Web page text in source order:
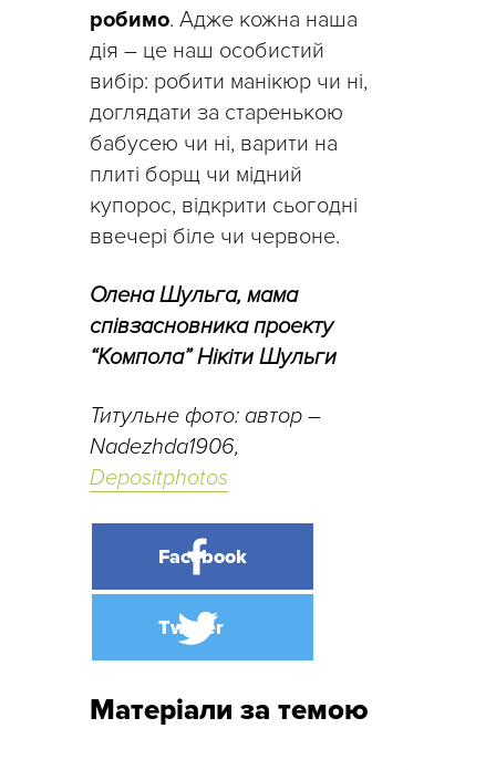
робимо. Адже кожна наша
дія – це наш особистий
вибір: робити манікюр чи ні,
доглядати за старенькою
бабусею чи ні, варити на
плиті борщ чи мідний
купорос, відкрити сьогодні
ввечері біле чи червоне.
Олена Шульга, мама
співзасновника проекту
“Компола” Нікіти Шульги
Титульне фото: автор –
Nadezhda1906,
Depositphotos
Матеріали за темою